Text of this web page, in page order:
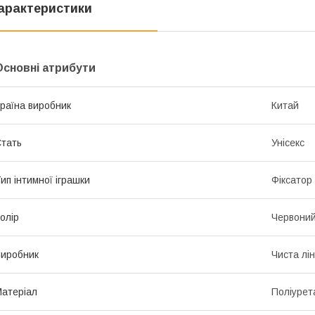
атрибути
виробник Китай
Унісекс
інтимної іграшки Фіксатор
Червоний
Чиста